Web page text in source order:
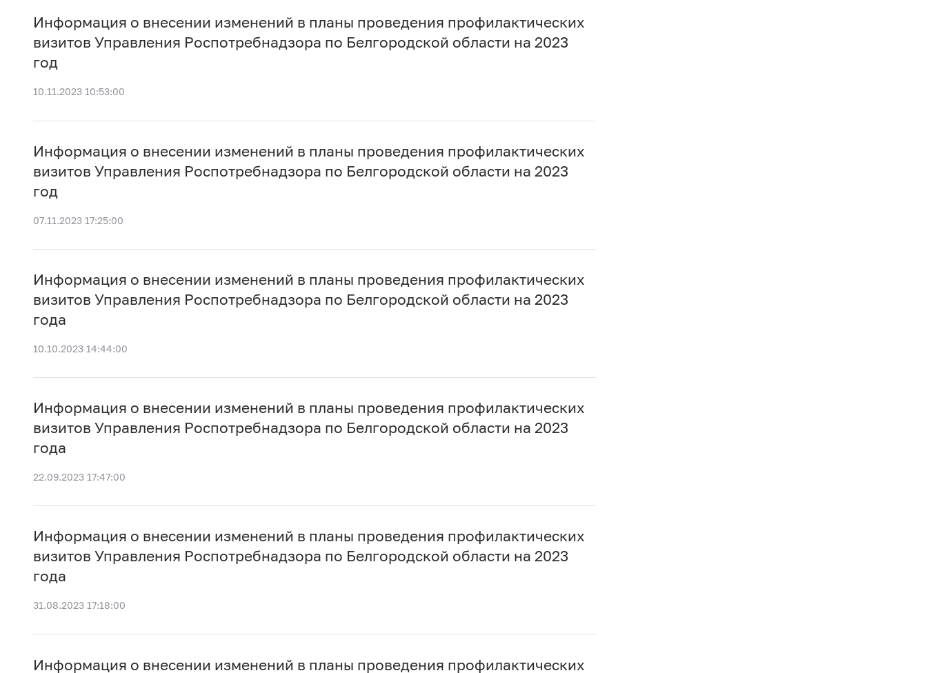
Информация о внесении изменений в планы проведения профилактических
визитов Управления Роспотребнадзора по Белгородской области на 2023
год
10.11.2023 10:53:00
Информация о внесении изменений в планы проведения профилактических
визитов Управления Роспотребнадзора по Белгородской области на 2023
год
07.11.2023 17:25:00
Информация о внесении изменений в планы проведения профилактических
визитов Управления Роспотребнадзора по Белгородской области на 2023
года
10.10.2023 14:44:00
Информация о внесении изменений в планы проведения профилактических
визитов Управления Роспотребнадзора по Белгородской области на 2023
года
22.09.2023 17:47:00
Информация о внесении изменений в планы проведения профилактических
визитов Управления Роспотребнадзора по Белгородской области на 2023
года
31.08.2023 17:18:00
Информация о внесении изменений в планы проведения профилактических